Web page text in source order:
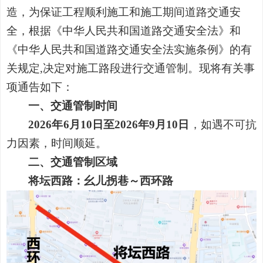
造，为保证工程顺利施工和施工期间道路交通安
全，根据《中华人民共和国道路交通安全法》和
《中华人民共和国道路交通安全法实施条例》的有
关规定,决定对施工路段进行交通管制。现将有关事
项通告如下：
一、交通管制时间
2026年6月10日至2026年9月10日
，如遇不可抗
力因素，时间顺延。
二、交通管制区域
将坛西路：幺儿拐巷～西环路